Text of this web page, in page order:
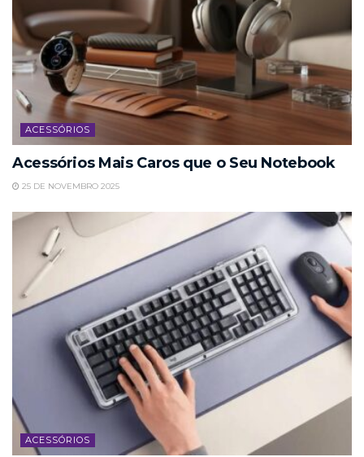
ACESSÓRIOS
Acessórios Mais Caros que o Seu Notebook
25 DE NOVEMBRO 2025
ACESSÓRIOS